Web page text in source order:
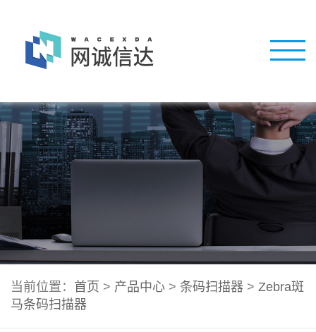
当前位置： 首页 > 产品中心 > 条码扫描器 > Zebra斑
马条码扫描器